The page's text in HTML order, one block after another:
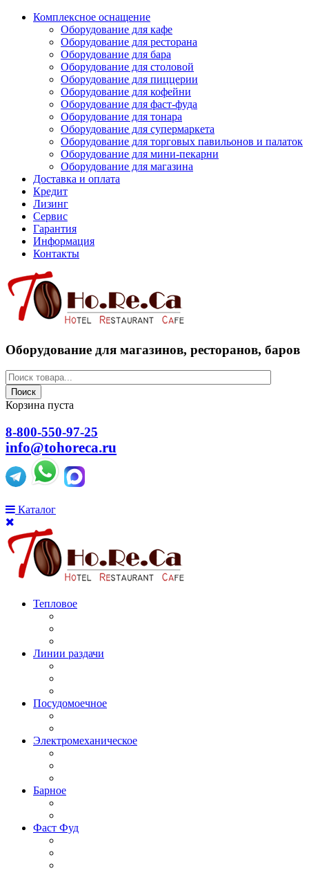
Комплексное оснащение
Оборудование для кафе
Оборудование для ресторана
Оборудование для бара
Оборудование для столовой
Оборудование для пиццерии
Оборудование для кофейни
Оборудование для фаст-фуда
Оборудование для тонара
Оборудование для супермаркета
Оборудование для торговых павильонов и палаток
Оборудование для мини-пекарни
Оборудование для магазина
Доставка и оплата
Кредит
Лизинг
Сервис
Гарантия
Информация
Контакты
Оборудование для магазинов, ресторанов, баров
Поиск
Корзина пуста
8-800-550-97-25
info@tohoreca.ru
Каталог
Тепловое
Линии раздачи
Посудомоечное
Электромеханическое
Барное
Фаст Фуд